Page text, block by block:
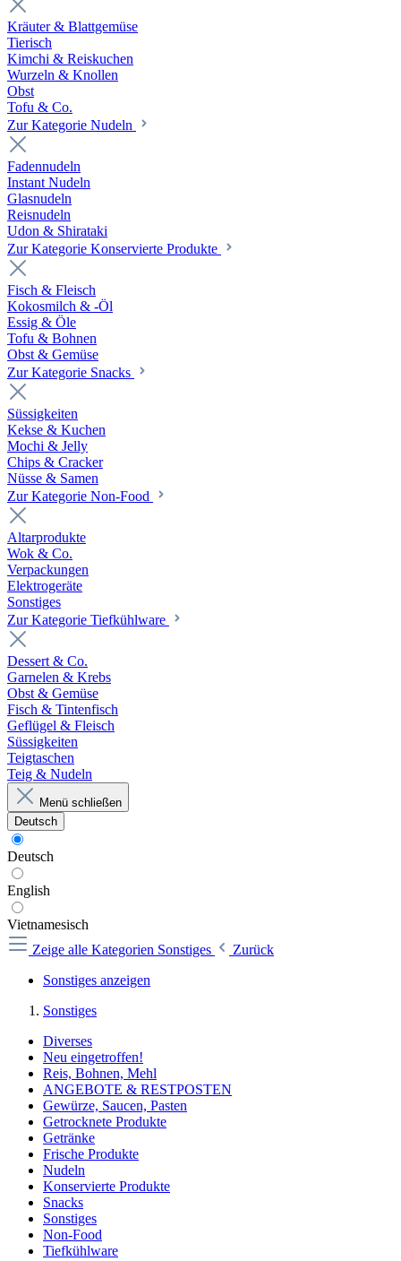
Kräuter & Blattgemüse
Tierisch
Kimchi & Reiskuchen
Wurzeln & Knollen
Obst
Tofu & Co.
Zur Kategorie Nudeln
Fadennudeln
Instant Nudeln
Glasnudeln
Reisnudeln
Udon & Shirataki
Zur Kategorie Konservierte Produkte
Fisch & Fleisch
Kokosmilch & -Öl
Essig & Öle
Tofu & Bohnen
Obst & Gemüse
Zur Kategorie Snacks
Süssigkeiten
Kekse & Kuchen
Mochi & Jelly
Chips & Cracker
Nüsse & Samen
Zur Kategorie Non-Food
Altarprodukte
Wok & Co.
Verpackungen
Elektrogeräte
Sonstiges
Zur Kategorie Tiefkühlware
Dessert & Co.
Garnelen & Krebs
Obst & Gemüse
Fisch & Tintenfisch
Geflügel & Fleisch
Süssigkeiten
Teigtaschen
Teig & Nudeln
Menü schließen
Deutsch
Deutsch
English
Vietnamesisch
Zeige alle Kategorien Sonstiges
Zurück
Sonstiges anzeigen
Sonstiges
Diverses
Neu eingetroffen!
Reis, Bohnen, Mehl
ANGEBOTE & RESTPOSTEN
Gewürze, Saucen, Pasten
Getrocknete Produkte
Getränke
Frische Produkte
Nudeln
Konservierte Produkte
Snacks
Sonstiges
Non-Food
Tiefkühlware